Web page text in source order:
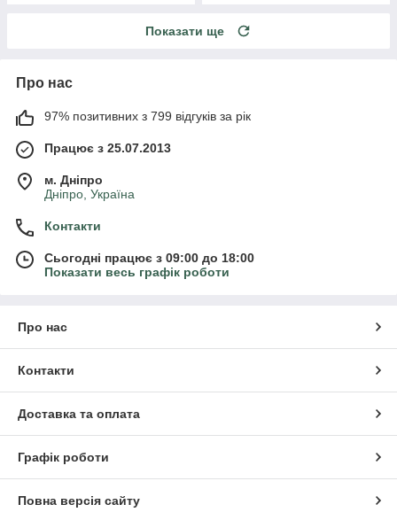
Показати ще
Про нас
97% позитивних з 799 відгуків за рік
Працює з 25.07.2013
м. Дніпро
Дніпро, Україна
Контакти
Сьогодні працює з 09:00 до 18:00
Показати весь графік роботи
Про нас
Контакти
Доставка та оплата
Графік роботи
Повна версія сайту